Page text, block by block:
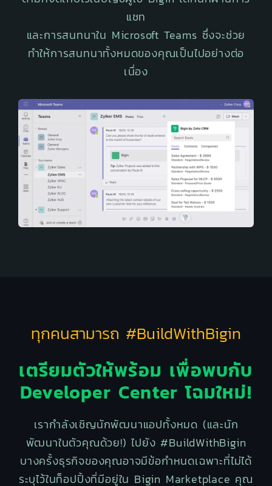
แชท
และการสนทนาใน Microsoft Teams ซึ่งจะช่วย
ทำให้การสนทนาทั้งหมดของคุณเป็นไปอย่างต่อ
เนื่อง
ทุกคนสามารถ #BuildWithBigin
เตรียมตัวให้พร้อม เพื่อพบกับ
Developer Center โฉมใหม่!
เรากำลังเชิญนักพัฒนาแอปทั้งหมด (และนัก
พัฒนาในตัวคุณด้วย!) ไปยัง #BuildWithBigin
บางครั้งธุรกิจของคุณอาจมีข้อกำหนดเฉพาะที่ไม่ได้
ระบุไว้ในท็อปปิ้งที่มีอยู่ใน Bigin Marketplace คุณ